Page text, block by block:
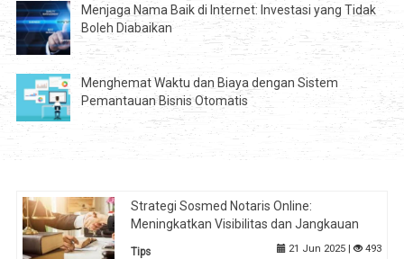
Menjaga Nama Baik di Internet: Investasi yang Tidak
Boleh Diabaikan
Menghemat Waktu dan Biaya dengan Sistem
Pemantauan Bisnis Otomatis
Strategi Sosmed Notaris Online:
Meningkatkan Visibilitas dan Jangkauan
Tips 21 Jun 2025 | 493